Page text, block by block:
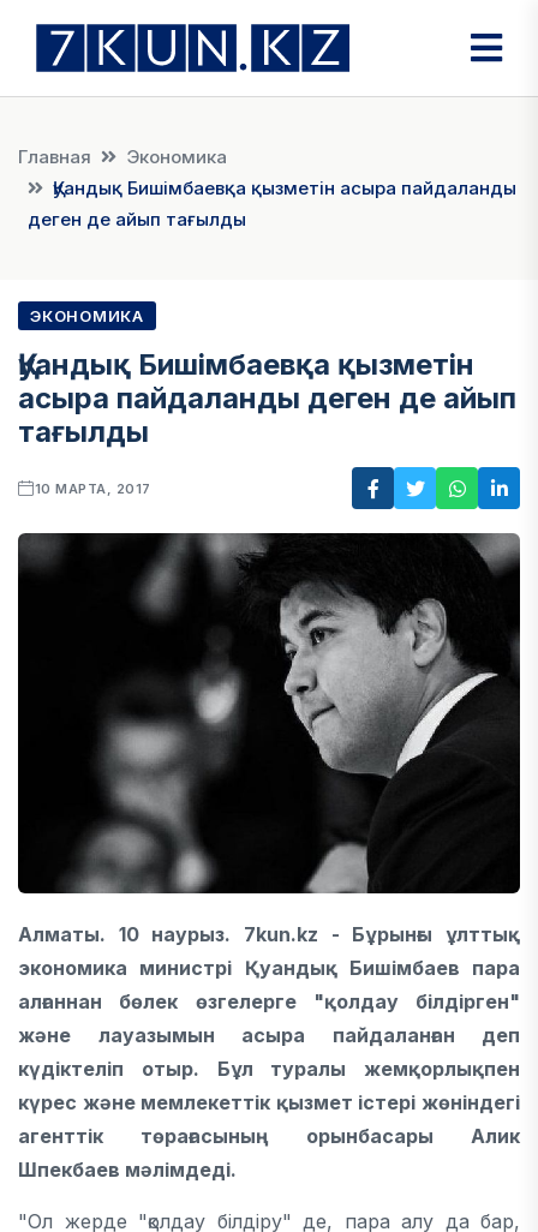
Главная
Экономика
Қуандық Бишімбаевқа қызметін асыра пайдаланды
деген де айып тағылды
ЭКОНОМИКА
Қуандық Бишімбаевқа қызметін
асыра пайдаланды деген де айып
тағылды
10 МАРТА, 2017
Алматы. 10 наурыз. 7kun.kz - Бұрынғы ұлттық
экономика министрі Қуандық Бишімбаев пара
алғаннан бөлек өзгелерге "қолдау білдірген"
және лауазымын асыра пайдаланған деп
күдіктеліп отыр. Бұл туралы жемқорлықпен
күрес және мемлекеттік қызмет істері жөніндегі
агенттік төрағасының орынбасары Алик
Шпекбаев мәлімдеді.
"Ол жерде "қолдау білдіру" де, пара алу да бар,